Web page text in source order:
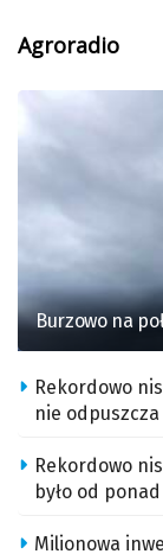
Agroradio
Burzowo na
Rekordowo
nie odpuszcza
Rekordowo
było od
Milionowa